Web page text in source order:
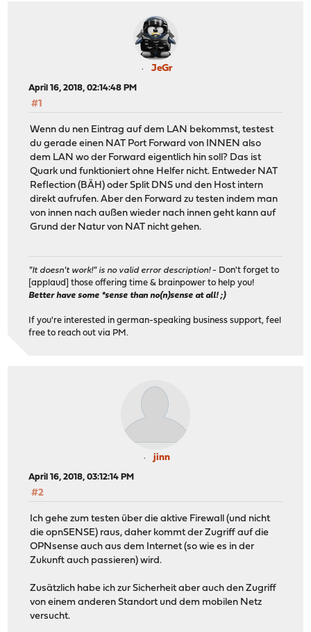
JeGr
April 16, 2018, 02:14:48 PM
#1
Wenn du nen Eintrag auf dem LAN bekommst, testest
du gerade einen NAT Port Forward von INNEN also
dem LAN wo der Forward eigentlich hin soll? Das ist
Quark und funktioniert ohne Helfer nicht. Entweder NAT
Reflection (BÄH) oder Split DNS und den Host intern
direkt aufrufen. Aber den Forward zu testen indem man
von innen nach außen wieder nach innen geht kann auf
Grund der Natur von NAT nicht gehen.
"It doesn't work!" is no valid error description!- Don't forget to
[applaud] those offering time & brainpower to help you!
Better have some *sense than no(n)sense at all! ;)
If you're interested in german-speaking business support, feel
free to reach out via PM.
jinn
April 16, 2018, 03:12:14 PM
#2
Ich gehe zum testen über die aktive Firewall (und nicht
die opnSENSE) raus, daher kommt der Zugriff auf die
OPNsense auch aus dem Internet (so wie es in der
Zukunft auch passieren) wird.
Zusätzlich habe ich zur Sicherheit aber auch den Zugriff
von einem anderen Standort und dem mobilen Netz
versucht.